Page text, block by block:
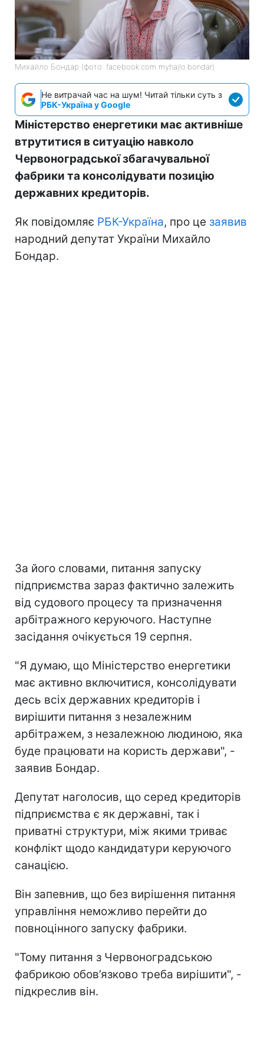
Михайло Бондар (фото: facebook.com myhajlo.bondar)
Не витрачай час на шум! Читай тільки суть з
РБК-Україна у Google
Міністерство енергетики має активніше
втрутитися в ситуацію навколо
Червоноградської збагачувальної
фабрики та консолідувати позицію
державних кредиторів.
Як повідомляє РБК-Україна, про це заявив
народний депутат України Михайло
Бондар.
За його словами, питання запуску
підприємства зараз фактично залежить
від судового процесу та призначення
арбітражного керуючого. Наступне
засідання очікується 19 серпня.
"Я думаю, що Міністерство енергетики
має активно включитися, консолідувати
десь всіх державних кредиторів і
вирішити питання з незалежним
арбітражем, з незалежною людиною, яка
буде працювати на користь держави", -
заявив Бондар.
Депутат наголосив, що серед кредиторів
підприємства є як державні, так і
приватні структури, між якими триває
конфлікт щодо кандидатури керуючого
санацією.
Він запевнив, що без вирішення питання
управління неможливо перейти до
повноцінного запуску фабрики.
"Тому питання з Червоноградською
фабрикою обов’язково треба вирішити", -
підкреслив він.